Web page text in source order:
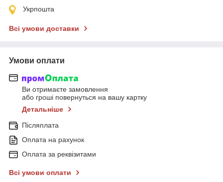
Укрпошта
Всі умови доставки
Умови оплати
Ви отримаєте замовлення
або гроші повернуться на вашу картку
Детальніше
Післяплата
Оплата на рахунок
Оплата за реквізитами
Всі умови оплати